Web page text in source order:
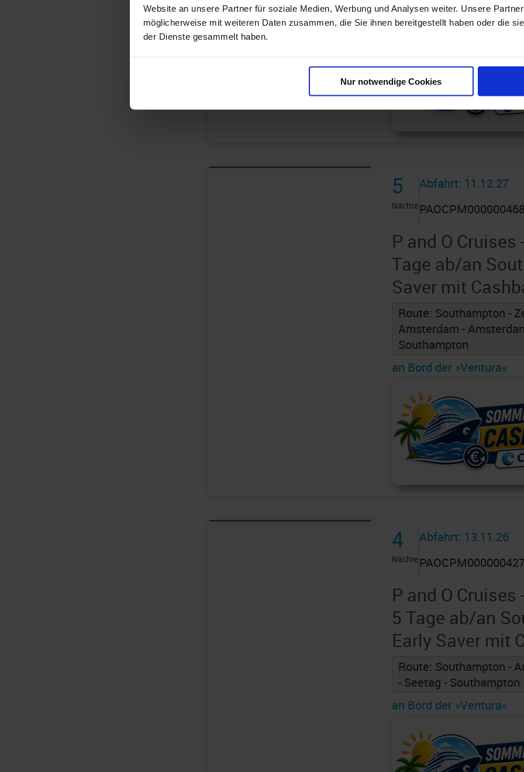
Website an unsere Partner für soziale Medien, Werbung und Analysen weiter. Unsere
möglicherweise mit weiteren Daten zusammen, die Sie ihnen bereitgestellt haben oder die
der Dienste gesammelt haben.
Nur notwendige Cookies
an Bord der »Queen
5
Nächte
Abfahrt: 11.12.27
P and O
Tage ab/an
Saver mit
Route: Southampton -
Amsterdam -
Southampton
an Bord der »Ventura«
4
Nächte
Abfahrt: 13.11.26
P and O
5 Tage ab/an
Early Saver mit
Route: Southampton -
- Seetag - Southampton
an Bord der »Ventura«